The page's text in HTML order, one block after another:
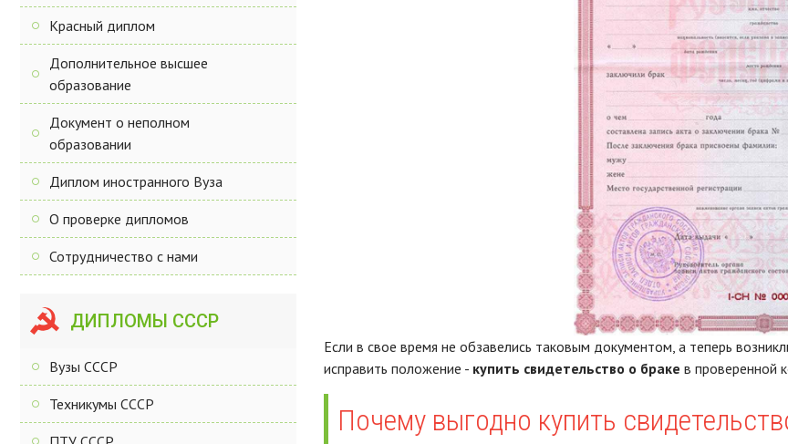
Красный диплом
Дополнительное высшее
образование
Документ о неполном
образовании
Диплом иностранного Вуза
О проверке дипломов
Сотрудничество с нами
ДИПЛОМЫ СССР
Вузы СССР
Техникумы СССР
Если в свое время не обзавелись таковым документом, а теперь
исправить положение - купить свидетельство о браке в проверенной
Почему выгодно купить